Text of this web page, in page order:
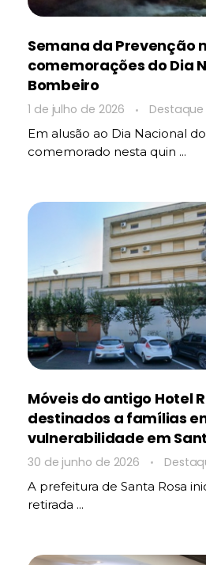
Semana da Prevenção
comemorações do Dia
Bombeiro
1 de julho de 2026 Destaque
Em alusão ao Dia Nacional
comemorado nesta quin ...
Móveis do antigo Hotel
destinados a famílias
vulnerabilidade em
30 de junho de 2026
A prefeitura de Santa Rosa
retirada ...